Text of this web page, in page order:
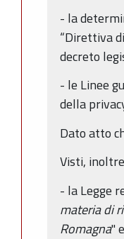
- la
“Direttiva
decreto
- le Linee
della
Dato atto
Visti,
- la Legge
materia di
Romagna"